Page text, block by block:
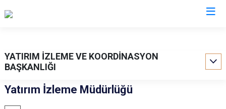
YATIRIM İZLEME VE KOORDİNASYON
BAŞKANLIĞI
Yatırım İzleme Müdürlüğü